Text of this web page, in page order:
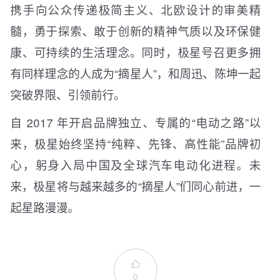
携手向公众传递极简主义、北欧设计的审美精
髓，勇于探索、敢于创新的精神气质以及环保健
康、可持续的生活理念。同时，极星号召更多拥
有同样理念的人成为“摘星人”，和周迅、陈坤一起
突破界限、引领前行。
自 2017 年开启品牌独立、专属的“电动之路”以
来，极星始终坚持“纯粹、先锋、高性能”品牌初
心，躬身入局中国及全球汽车电动化进程。未
来，极星将与越来越多的“摘星人”们同心前进，一
起星路漫漫。

0